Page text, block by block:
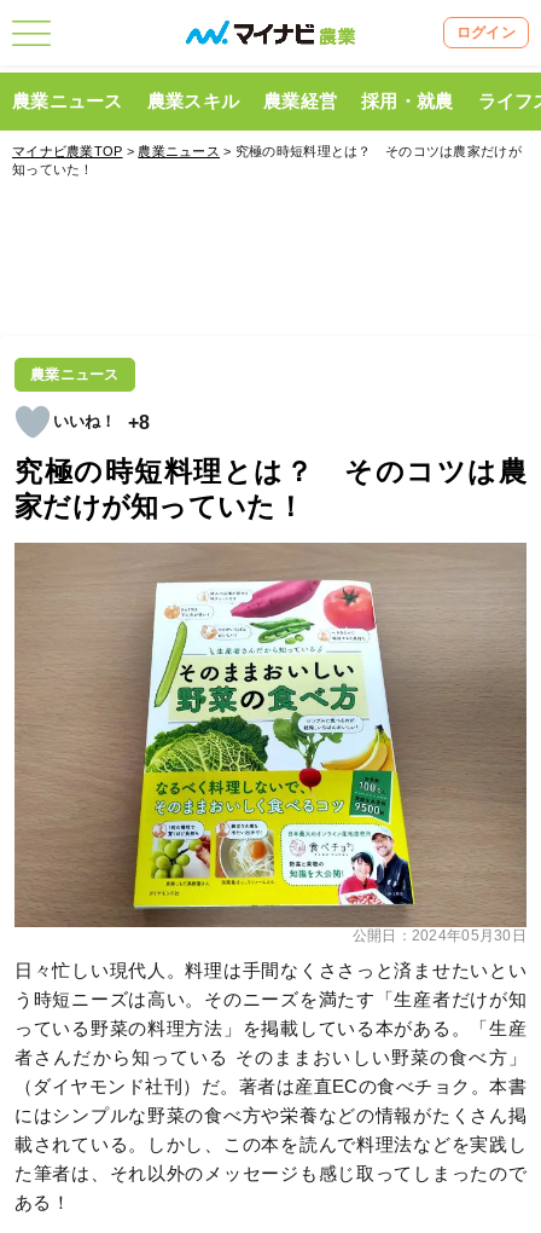
ログイン
農業ニュース 農業スキル 農業経営 採用・就農 ライフ
マイナビ農業TOP > 農業ニュース > 究極の時短料理とは？ そのコツは農家だけが
知っていた！
農業ニュース
+8
究極の時短料理とは？ そのコツは農
家だけが知っていた！
公開日： 2024年05月30日
日々忙しい現代人。料理は手間なくささっと済ませたいとい
う時短ニーズは高い。そのニーズを満たす「生産者だけが知
っている野菜の料理方法」を掲載している本がある。「生産
者さんだから知っている そのままおいしい野菜の食べ方」
（ダイヤモンド社刊）だ。著者は産直ECの食べチョク。本書
にはシンプルな野菜の食べ方や栄養などの情報がたくさん掲
載されている。しかし、この本を読んで料理法などを実践し
た筆者は、それ以外のメッセージも感じ取ってしまったので
ある！